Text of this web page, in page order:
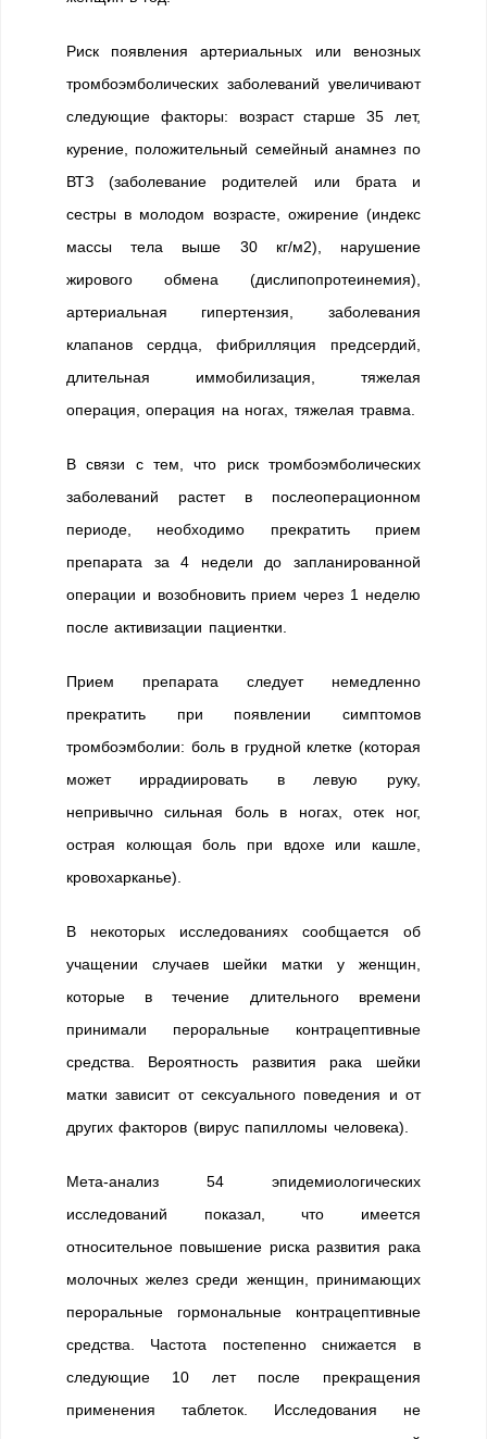
Риск появления артериальных или венозных
тромбоэмболических заболеваний увеличивают
следующие факторы: возраст старше 35 лет,
курение, положительный семейный анамнез по
ВТЗ (заболевание родителей или брата и
сестры в молодом возрасте, ожирение (индекс
массы тела выше 30 кг/м2), нарушение
жирового обмена (дислипопротеинемия),
артериальная гипертензия, заболевания
клапанов сердца, фибрилляция предсердий,
длительная иммобилизация, тяжелая
операция, операция на ногах, тяжелая травма.
В связи с тем, что риск тромбоэмболических
заболеваний растет в послеоперационном
периоде, необходимо прекратить прием
препарата за 4 недели до запланированной
операции и возобновить прием через 1 неделю
после активизации пациентки.
Прием препарата следует немедленно
прекратить при появлении симптомов
тромбоэмболии: боль в грудной клетке (которая
может иррадиировать в левую руку,
непривычно сильная боль в ногах, отек ног,
острая колющая боль при вдохе или кашле,
кровохарканье).
В некоторых исследованиях сообщается об
учащении случаев шейки матки у женщин,
которые в течение длительного времени
принимали пероральные контрацептивные
средства. Вероятность развития рака шейки
матки зависит от сексуального поведения и от
других факторов (вирус папилломы человека).
Мета-анализ 54 эпидемиологических
исследований показал, что имеется
относительное повышение риска развития рака
молочных желез среди женщин, принимающих
пероральные гормональные контрацептивные
средства. Частота постепенно снижается в
следующие 10 лет после прекращения
применения таблеток. Исследования не